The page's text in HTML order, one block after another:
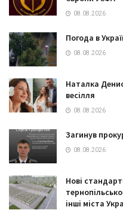
08.08.2026
Погода в
08.08.2026
Наталка
весілля
08.08.2026
Загинув
08.08.2026
Нові
інші міста